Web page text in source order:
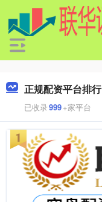
正规配资平台排行
已收录999+家平台